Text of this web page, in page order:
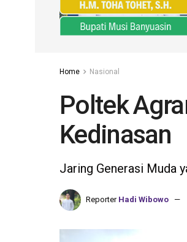
Home Nasional
Poltek
Kedinasan
Jaring Generasi Muda
Reporter Hadi Wibowo